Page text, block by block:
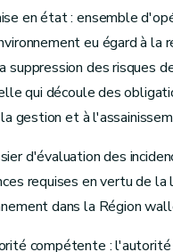
de police administrative
Action sur le
en état : ensemble
eu égard à la
suppression des risques
qui découle des
gestion et à
d'évaluation des
requises en vertu de
dans la Région
compétente :